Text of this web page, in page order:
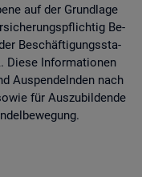
auf der Grund­la­ge
Be­
Be­schäf­ti­gungs­sta­
Diese In­for­ma­tio­nen
Aus­pen­deln­den nach
für Aus­zu­bil­den­de